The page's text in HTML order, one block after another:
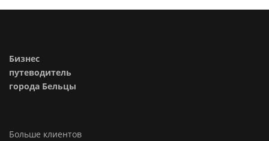
Бизнес
путеводитель
города Бельцы
Больше клиентов